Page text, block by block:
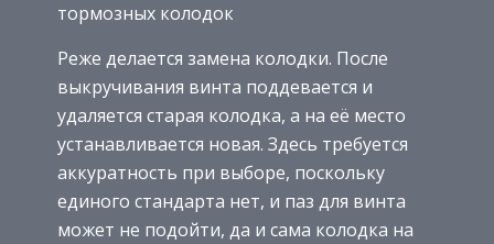
тормозных колодок
Реже делается замена колодки. После
выкручивания винта поддевается и
удаляется старая колодка, а на её место
устанавливается новая. Здесь требуется
аккуратность при выборе, поскольку
единого стандарта нет, и паз для винта
может не подойти, да и сама колодка на